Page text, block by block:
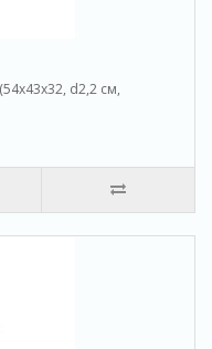
d2,2 см,